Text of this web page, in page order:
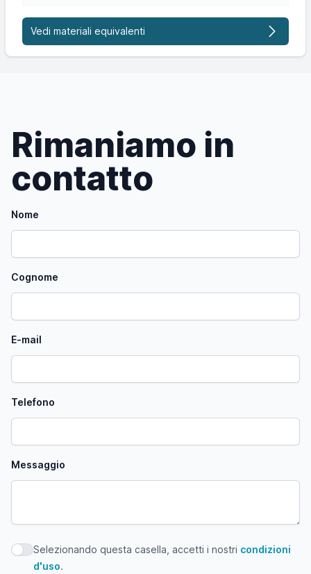
Vedi materiali equivalenti
Rimaniamo in
contatto
Nome
Cognome
E-mail
Telefono
Messaggio
Selezionando questa casella, accetti i nostri condizioni
Selezionando questa casella, accetti i nostri condizioni
d'uso.